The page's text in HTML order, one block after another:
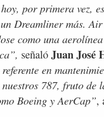
por primera vez,
Dreamliner más.
como una
señaló Juan José
en
787, fruto de
Boeing y AerCap”,